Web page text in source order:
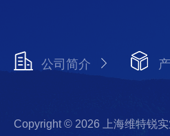
公司简介
Copyright © 2026 上海维特锐